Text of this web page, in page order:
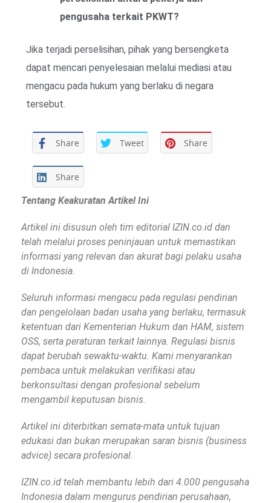
pengusaha terkait PKWT?
Jika terjadi perselisihan, pihak yang bersengketa
dapat mencari penyelesaian melalui mediasi atau
mengacu pada hukum yang berlaku di negara
tersebut.
Share Tweet Share
Share
Tentang Keakuratan Artikel Ini
Artikel ini disusun oleh tim editorial IZIN.co.id dan
telah melalui proses peninjauan untuk memastikan
informasi yang relevan dan akurat bagi pelaku usaha
di Indonesia.
Seluruh informasi mengacu pada regulasi pendirian
dan pengelolaan badan usaha yang berlaku, termasuk
ketentuan dari Kementerian Hukum dan HAM, sistem
OSS, serta peraturan terkait lainnya. Regulasi bisnis
dapat berubah sewaktu-waktu. Kami menyarankan
pembaca untuk melakukan verifikasi atau
berkonsultasi dengan profesional sebelum
mengambil keputusan bisnis.
Artikel ini diterbitkan semata-mata untuk tujuan
edukasi dan bukan merupakan saran bisnis (business
advice) secara profesional.
IZIN.co.id telah membantu lebih dari 4.000 pengusaha
Indonesia dalam mengurus pendirian perusahaan,